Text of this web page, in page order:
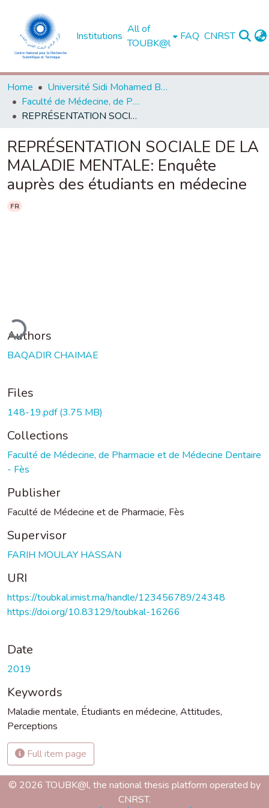
Institutions
All of
TOUBK@l
FAQ CNRST
Home
Université Sidi Mohamed Ben Abdellah de Fès
Faculté de Médecine, de Pharmacie et de Médecine Dentaire - Fès
REPRÉSENTATION SOCIALE DE LA MALADIE MENTALE: Enquête auprès des étudiants en médecine
REPRÉSENTATION SOCIALE DE LA
MALADIE MENTALE: Enquête
auprès des étudiants en médecine
FR
Authors
BAQADIR CHAIMAE
Files
148-19.pdf(3.75 MB)
Collections
Faculté de Médecine, de Pharmacie et de Médecine Dentaire
- Fès
Publisher
Faculté de Médecine et de Pharmacie, Fès
Supervisor
FARIH MOULAY HASSAN
URI
https://toubkal.imist.ma/handle/123456789/24348
https://doi.org/10.83129/toubkal-16266
Date
2019
Keywords
Maladie mentale, Étudiants en médecine, Attitudes,
Perceptions
Full item page
© 2026 TOUBK@l, the national thesis platform operated by
CNRST.